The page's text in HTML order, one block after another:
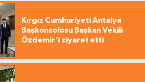
Kırgız Cumhuriyeti Antalya
Başkonsolosu Başkan Vekili
Özdemir'i ziyaret etti